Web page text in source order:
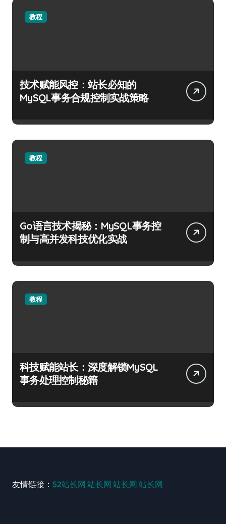
教程
技术赋能风控：站长必知的
MySQL事务合规控制实战策略
教程
Go语言技术揭秘：MySQL事务控
制与高并发科技优化实战
教程
科技赋能站长：深度解锁MySQL
事务处理控制秘籍
友情链接： 52站长网 站长网 站长网 站长网